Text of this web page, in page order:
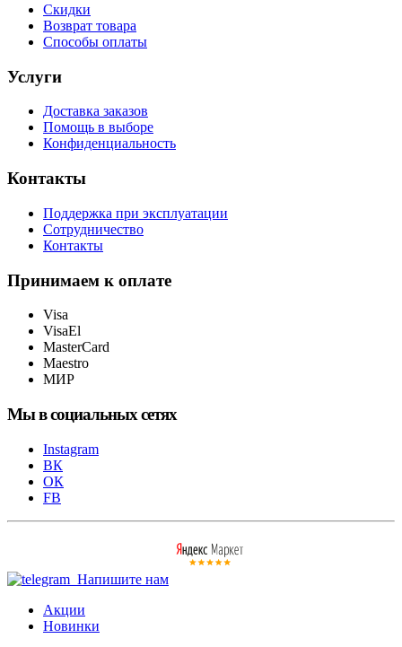
Скидки
Возврат товара
Способы оплаты
Услуги
Доставка заказов
Помощь в выборе
Конфиденциальность
Контакты
Поддержка при эксплуатации
Сотрудничество
Контакты
Принимаем к оплате
Visa
VisaEl
MasterCard
Maestro
МИР
Мы в социальных сетях
Instagram
ВК
ОК
FB
Напишите нам
Акции
Новинки